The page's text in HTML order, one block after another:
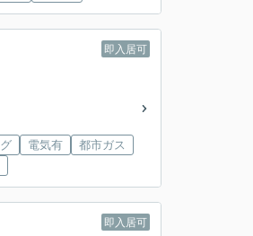
即入居可
電気有
都市ガス
即入居可